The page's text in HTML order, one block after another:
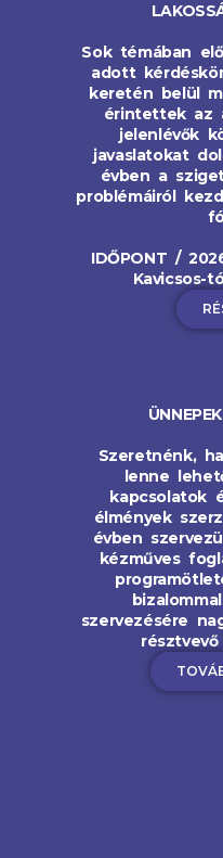
Sok témában
adott
keretén belül
érintettek az
jelenlévők
javaslatokat
évben a
problémáiról
IDŐPONT /
Kavicsos-
Szeretnénk,
lenne
kapcsolatok
élmények
évben
kézműves
szervezésére